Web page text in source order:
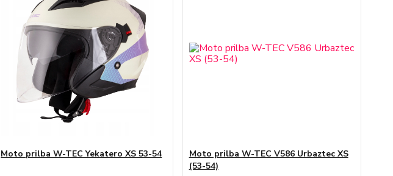
Moto prilba W-TEC Yekatero XS 53-54
Moto prilba W-TEC V586 Urbaztec XS
(53-54)